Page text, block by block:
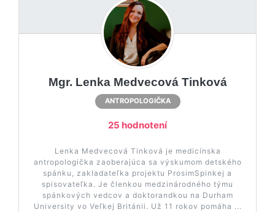
Mgr. Lenka Medvecová Tinková
ANTROPOLOGIČKA
25 hodnotení
Lenka Medvecová Tinková je medicínska
antropologička zaoberajúca sa výskumom detského
spánku, zakladateľka projektu ProsimSpinkej a
spisovateľka. Je členkou medzinárodného týmu
spánkových vedcov a doktorandkou na Durham
University vo Veľkej Británii. Už 11 rokov pomáha ...